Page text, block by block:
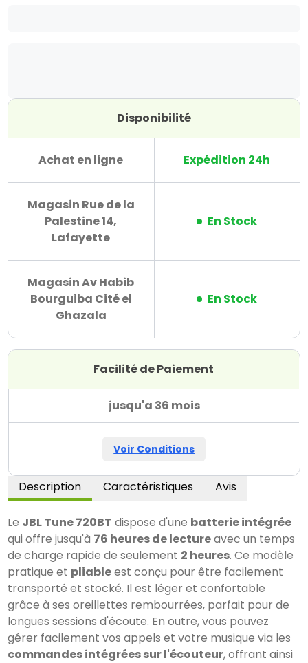
Disponibilité
Achat en ligne Expédition 24h
Magasin Rue de la
Palestine 14,
Lafayette
En Stock
Magasin Av Habib
Bourguiba Cité el
Ghazala
En Stock
Facilité de Paiement
jusqu'a 36 mois
Voir Conditions
Description Caractéristiques Avis
Le JBL Tune 720BT dispose d'une batterie intégrée
qui offre jusqu'à 76 heures de lecture avec un temps
de charge rapide de seulement 2 heures. Ce modèle
pratique et pliable est conçu pour être facilement
transporté et stocké. Il est léger et confortable
grâce à ses oreillettes rembourrées, parfait pour de
longues sessions d'écoute. En outre, vous pouvez
commandes intégrées sur l'écouteur, offrant ainsi